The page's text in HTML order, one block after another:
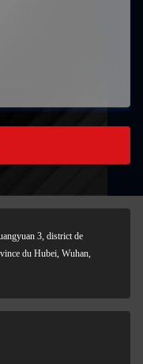
3, district de
du Hubei, Wuhan,